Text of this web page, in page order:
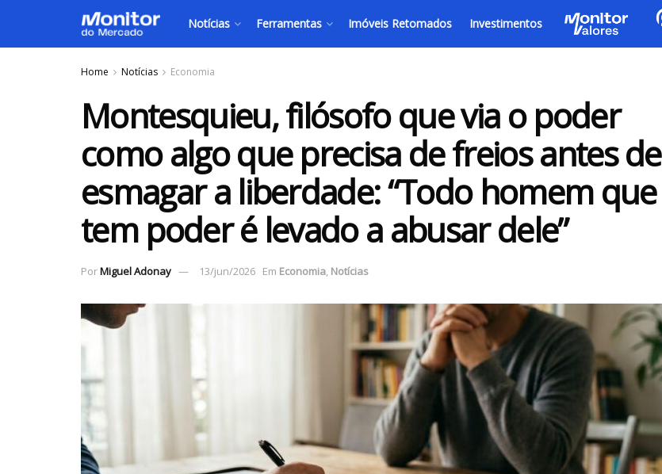
Notícias Ferramentas Imóveis Retomados Investimentos
Home Notícias Economia
Montesquieu, filósofo que via o poder
como algo que precisa de freios antes de
esmagar a liberdade: “Todo homem que
tem poder é levado a abusar dele”
PorMiguel Adonay 13/jun/2026 Em Economia, Notícias